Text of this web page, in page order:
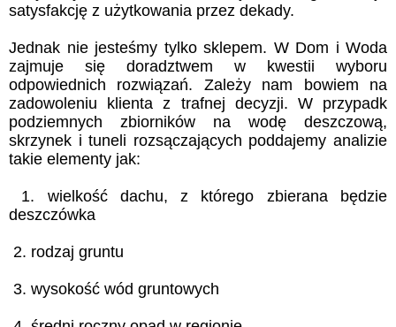
satysfakcję z użytkowania przez dekady.
Jednak nie jesteśmy tylko sklepem. W Dom i Woda
zajmuje się doradztwem w kwestii wyboru
odpowiednich rozwiązań. Zależy nam bowiem na
zadowoleniu klienta z trafnej decyzji. W przypadk
podziemnych zbiorników na wodę deszczową,
skrzynek i tuneli rozsączających poddajemy analizie
takie elementy jak:
1. wielkość dachu, z którego zbierana będzie
deszczówka
2. rodzaj gruntu
3. wysokość wód gruntowych